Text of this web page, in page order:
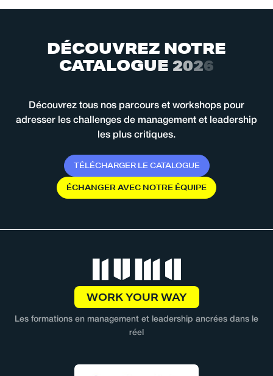
DÉCOUVREZ NOTRE
CATALOGUE 2026
Découvrez tous nos parcours et workshops pour
adresser les challenges de management et leadership
les plus critiques.
TÉLÉCHARGER LE CATALOGUE
ÉCHANGERAVEC NOTRE ÉQUIPE
WORK YOUR WAY
Les formations en management et leadership ancrées dans le
réel